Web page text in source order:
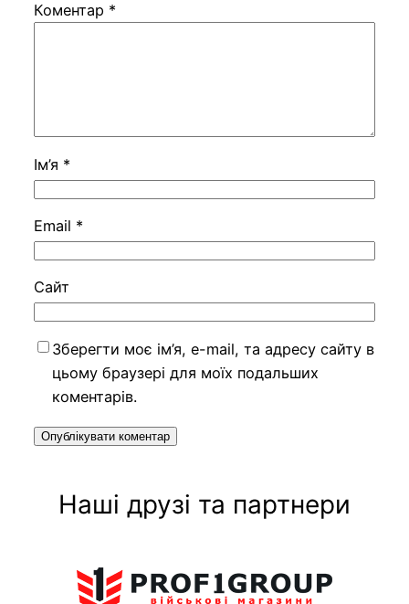
Коментар *
Ім’я *
Email *
Сайт
Зберегти моє ім’я, e-mail, та адресу сайту в
цьому браузері для моїх подальших
коментарів.
Наші друзі та партнери